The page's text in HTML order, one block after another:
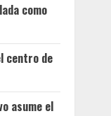
como
centro de
asume el